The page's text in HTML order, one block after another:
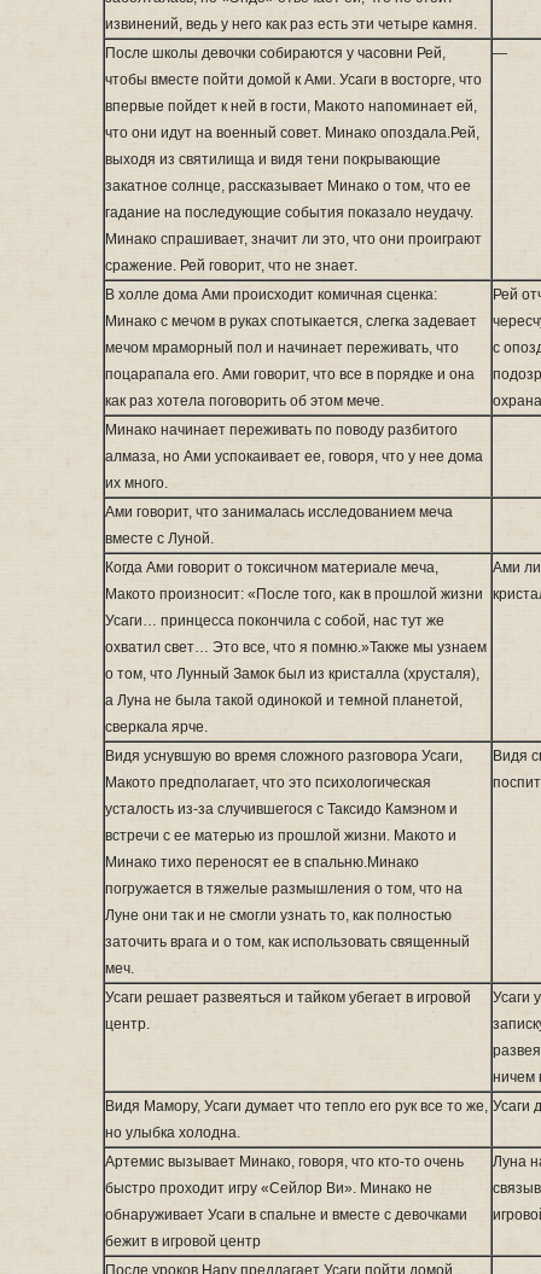
извинений, ведь у него как раз есть эти четыре камня.
После школы девочки собираются у часовни Рей,
чтобы вместе пойти домой к Ами. Усаги в восторге, что
впервые пойдет к ней в гости, Макото напоминает ей,
что они идут на военный совет. Минако опоздала.Рей,
выходя из святилища и видя тени покрывающие
закатное солнце, рассказывает Минако о том, что ее
гадание на последующие события показало неудачу.
Минако спрашивает, значит ли это, что они проиграют
сражение. Рей говорит, что не знает.
—
В холле дома Ами происходит комичная сценка:
Минако с мечом в руках спотыкается, слегка задевает
мечом мраморный пол и начинает переживать, что
поцарапала его. Ами говорит, что все в порядке и она
как раз хотела поговорить об этом мече.
Рей
с
Минако начинает переживать по поводу разбитого
алмаза, но Ами успокаивает ее, говоря, что у нее дома
их много.
Ами говорит, что занималась исследованием меча
вместе с Луной.
Когда Ами говорит о токсичном материале меча,
Макото произносит: «После того, как в прошлой жизни
Усаги… принцесса покончила с собой, нас тут же
охватил свет… Это все, что я помню.»Также мы узнаем
о том, что Лунный Замок был из кристалла (хрусталя),
а Луна не была такой одинокой и темной планетой,
сверкала ярче.
Ами
Видя уснувшую во время сложного разговора Усаги,
Макото предполагает, что это психологическая
усталость из-за случившегося с Таксидо Камэном и
встречи с ее матерью из прошлой жизни. Макото и
Минако тихо переносят ее в спальню.Минако
погружается в тяжелые размышления о том, что на
Луне они так и не смогли узнать то, как полностью
заточить врага и о том, как использовать священный
меч.
Видя
Усаги решает развеяться и тайком убегает в игровой
центр.
Усаги
ничем
Видя Мамору, Усаги думает что тепло его рук все то же,
но улыбка холодна.
Усаги
Артемис вызывает Минако, говоря, что кто-то очень
быстро проходит игру «Сейлор Ви». Минако не
обнаруживает Усаги в спальне и вместе с девочками
бежит в игровой центр
Луна
После уроков Нару предлагает Усаги пойти домой